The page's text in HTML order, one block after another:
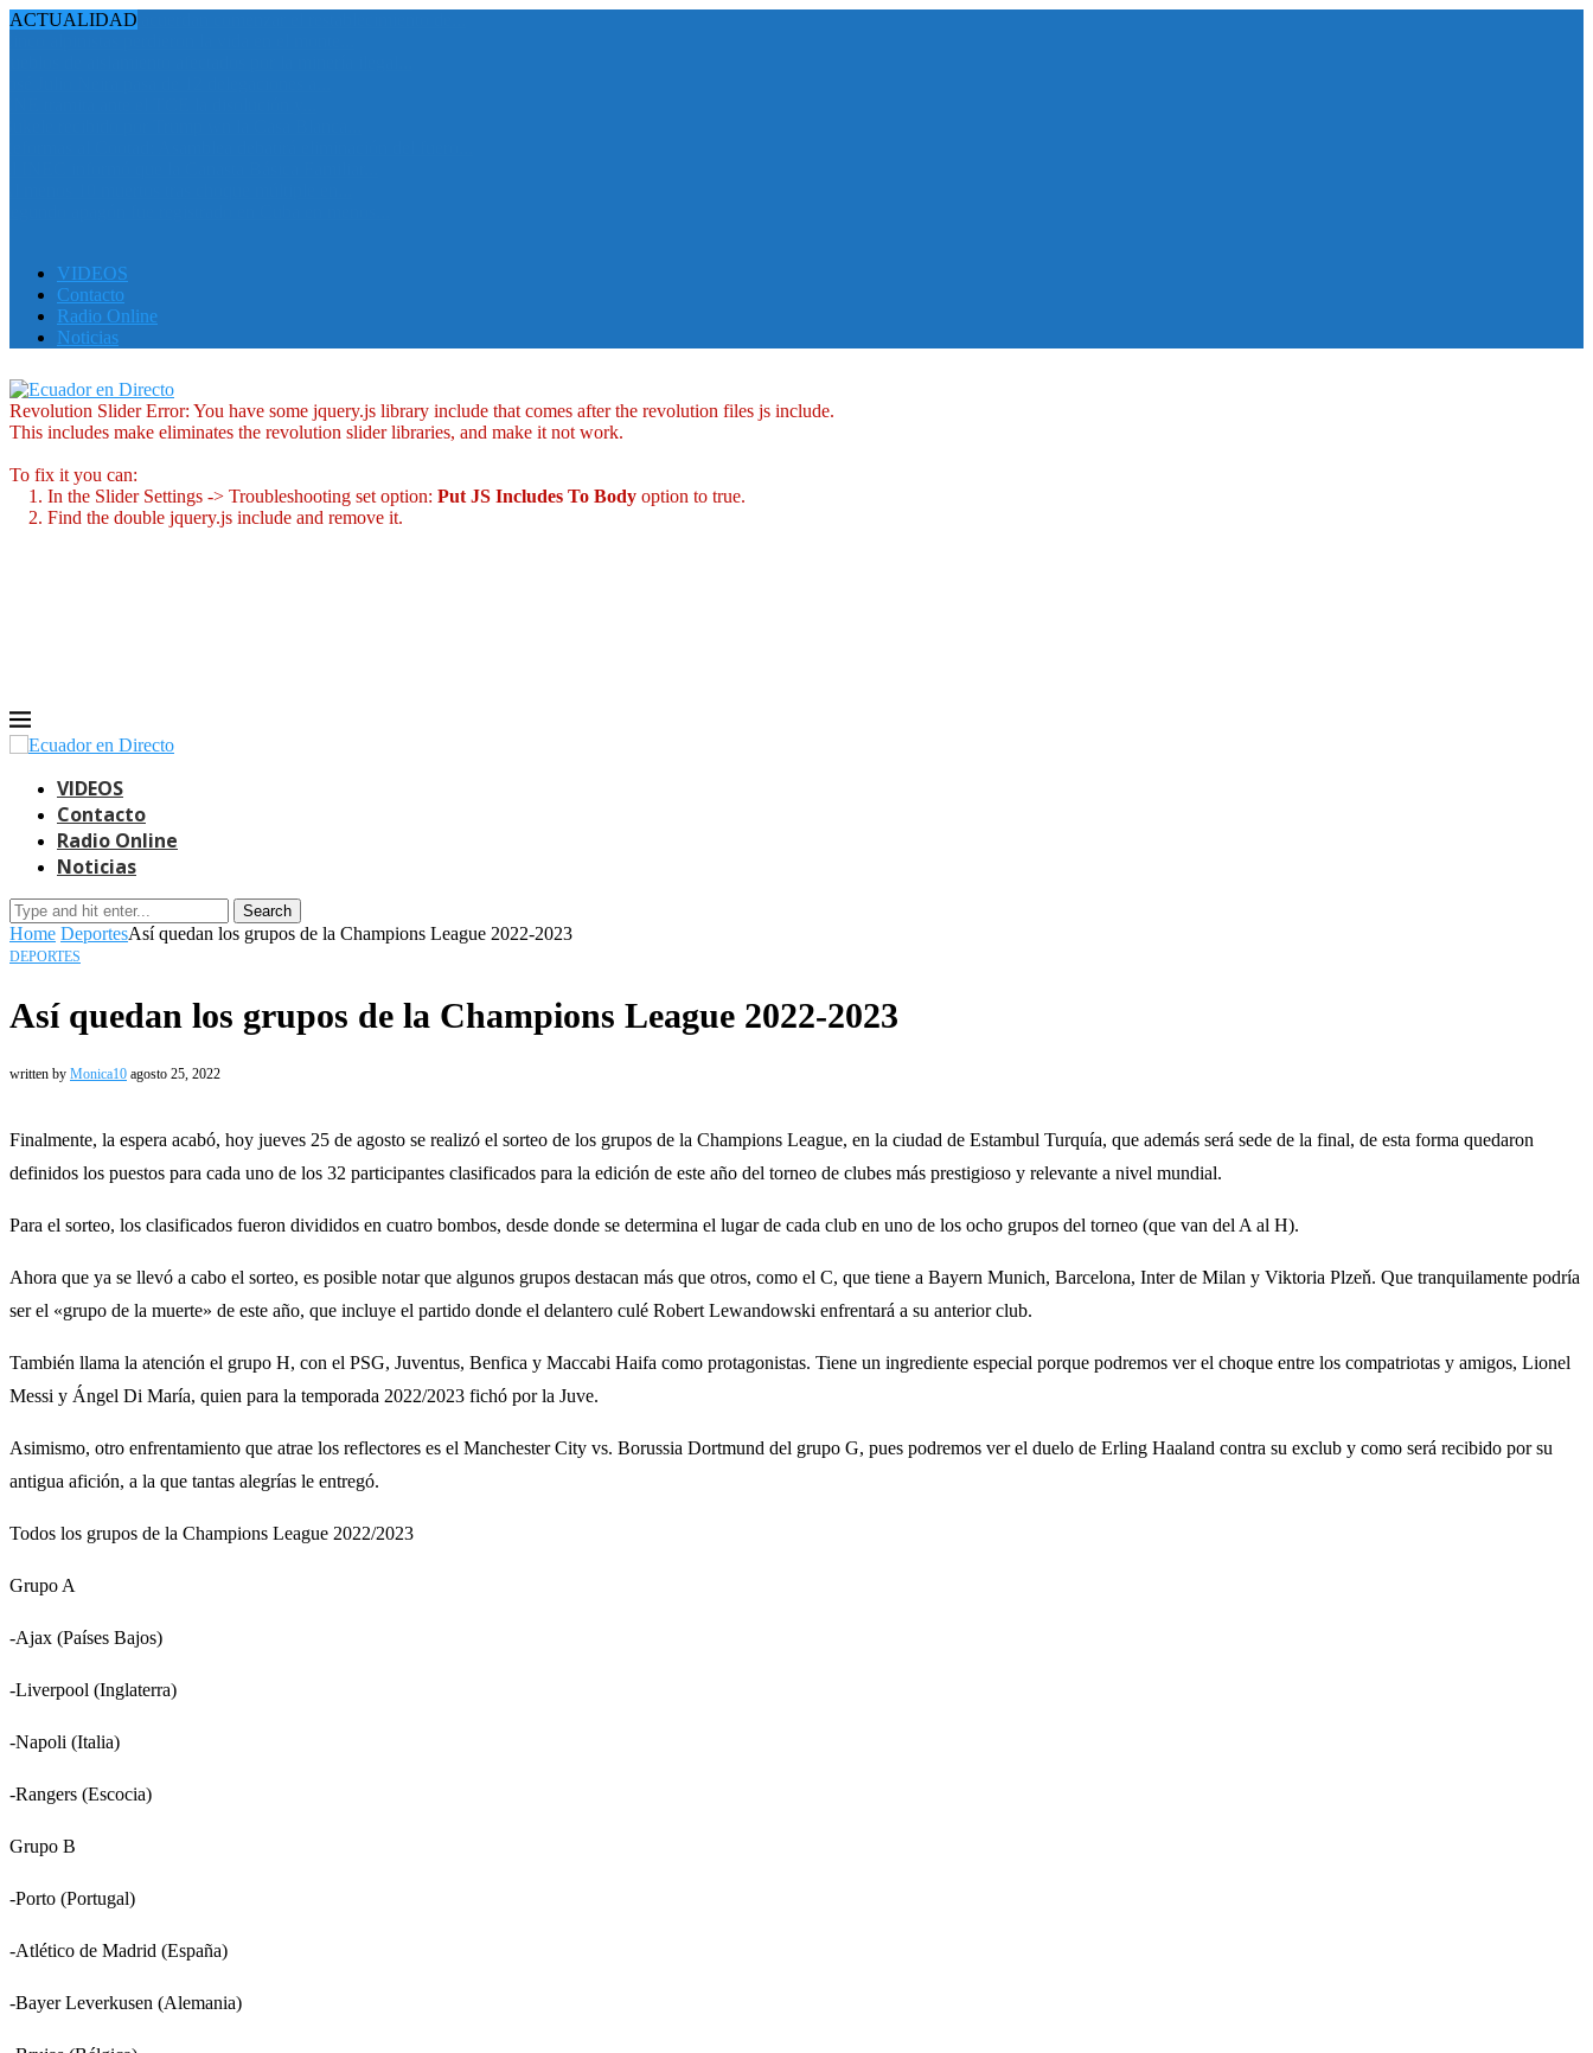
ACTUALIDAD
Venezuela y Chile acuerdan comenzar el restablecimiento de...
VIDEOS
Contacto
Radio Online
Noticias
Revolution Slider Error: You have some jquery.js library include that comes after the revolution files js include.
This includes make eliminates the revolution slider libraries, and make it not work.
To fix it you can:
1. In the Slider Settings -> Troubleshooting set option: Put JS Includes To Body option to true.
2. Find the double jquery.js include and remove it.
VIDEOS
Contacto
Radio Online
Noticias
Search
Home DeportesAsí quedan los grupos de la Champions League 2022-2023
DEPORTES
Así quedan los grupos de la Champions League 2022-2023
written by Monica10 agosto 25, 2022
Finalmente, la espera acabó, hoy jueves 25 de agosto se realizó el sorteo de los grupos de la Champions League, en la ciudad de Estambul Turquía, que además será sede de la final, de esta forma quedaron
definidos los puestos para cada uno de los 32 participantes clasificados para la edición de este año del torneo de clubes más prestigioso y relevante a nivel mundial.
Para el sorteo, los clasificados fueron divididos en cuatro bombos, desde donde se determina el lugar de cada club en uno de los ocho grupos del torneo (que van del A al H).
Ahora que ya se llevó a cabo el sorteo, es posible notar que algunos grupos destacan más que otros, como el C, que tiene a Bayern Munich, Barcelona, Inter de Milan y Viktoria Plzeň. Que tranquilamente podría
ser el «grupo de la muerte» de este año, que incluye el partido donde el delantero culé Robert Lewandowski enfrentará a su anterior club.
También llama la atención el grupo H, con el PSG, Juventus, Benfica y Maccabi Haifa como protagonistas. Tiene un ingrediente especial porque podremos ver el choque entre los compatriotas y amigos, Lionel
Messi y Ángel Di María, quien para la temporada 2022/2023 fichó por la Juve.
Asimismo, otro enfrentamiento que atrae los reflectores es el Manchester City vs. Borussia Dortmund del grupo G, pues podremos ver el duelo de Erling Haaland contra su exclub y como será recibido por su
antigua afición, a la que tantas alegrías le entregó.
Todos los grupos de la Champions League 2022/2023
Grupo A
-Ajax (Países Bajos)
-Liverpool (Inglaterra)
-Napoli (Italia)
-Rangers (Escocia)
Grupo B
-Porto (Portugal)
-Atlético de Madrid (España)
-Bayer Leverkusen (Alemania)